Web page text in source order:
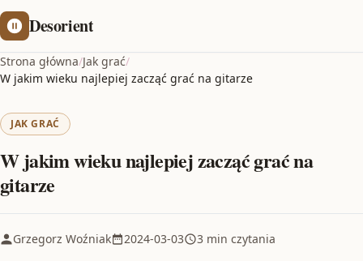
Desorient
Strona główna/Jak grać/
W jakim wieku najlepiej zacząć grać na gitarze
JAK GRAĆ
W jakim wieku najlepiej zacząć grać na
gitarze
Grzegorz Woźniak 2024-03-03 3 min czytania